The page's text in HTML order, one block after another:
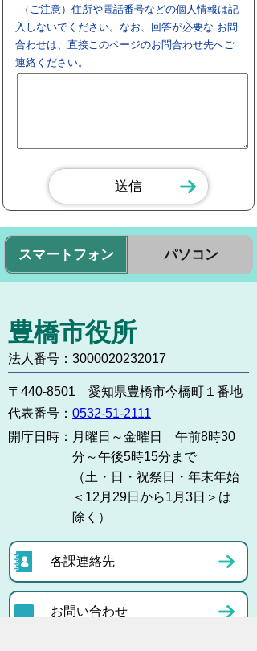
（ご注意）住所や電話番号などの個人情報は記
入しないでください。なお、回答が必要な お問
合わせは、直接このページのお問合わせ先へご
連絡ください。
スマートフォン パソコン
豊橋市役所
法人番号：3000020232017
〒440-8501 愛知県豊橋市今橋町１番地
代表番号： 0532-51-2111
開庁日時： 月曜日～金曜日 午前8時30
分～午後5時15分まで
（土・日・祝祭日・年末年始
＜12月29日から1月3日＞は
除く）
各課連絡先
お問い合わせ